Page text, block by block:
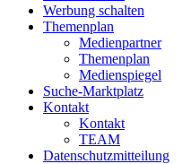
Werbung schalten
Themenplan
Medienpartner
Themenplan
Medienspiegel
Suche-Marktplatz
Kontakt
Kontakt
TEAM
Datenschutzmitteilung